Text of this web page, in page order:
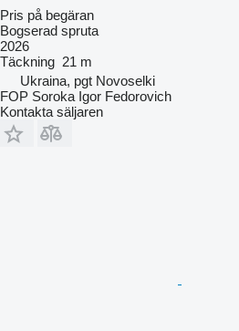
Pris på begäran
Bogserad spruta
2026
Täckning 21 m
Ukraina, pgt Novoselki
FOP Soroka Igor Fedorovich
Kontakta säljaren